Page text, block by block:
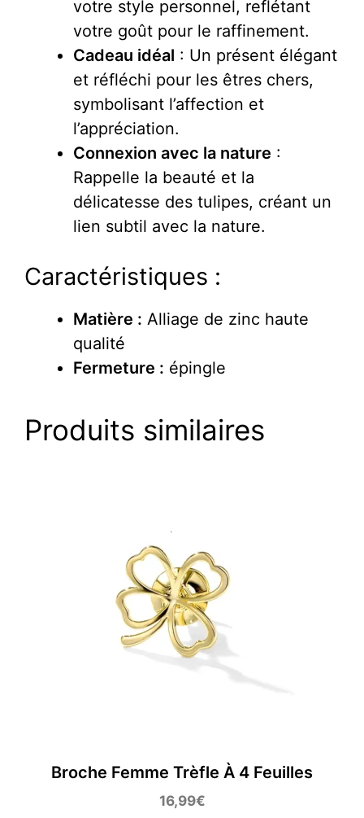
votre style personnel, reflétant
votre goût pour le raffinement.
Cadeau idéal : Un présent élégant
et réfléchi pour les êtres chers,
symbolisant l’affection et
l’appréciation.
Connexion avec la nature :
Rappelle la beauté et la
délicatesse des tulipes, créant un
lien subtil avec la nature.
Caractéristiques :
Matière : Alliage de zinc haute
qualité
Fermeture : épingle
Produits similaires
Broche Femme Trèfle À 4 Feuilles
16,99€